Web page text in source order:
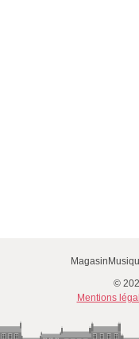
©
Mentions